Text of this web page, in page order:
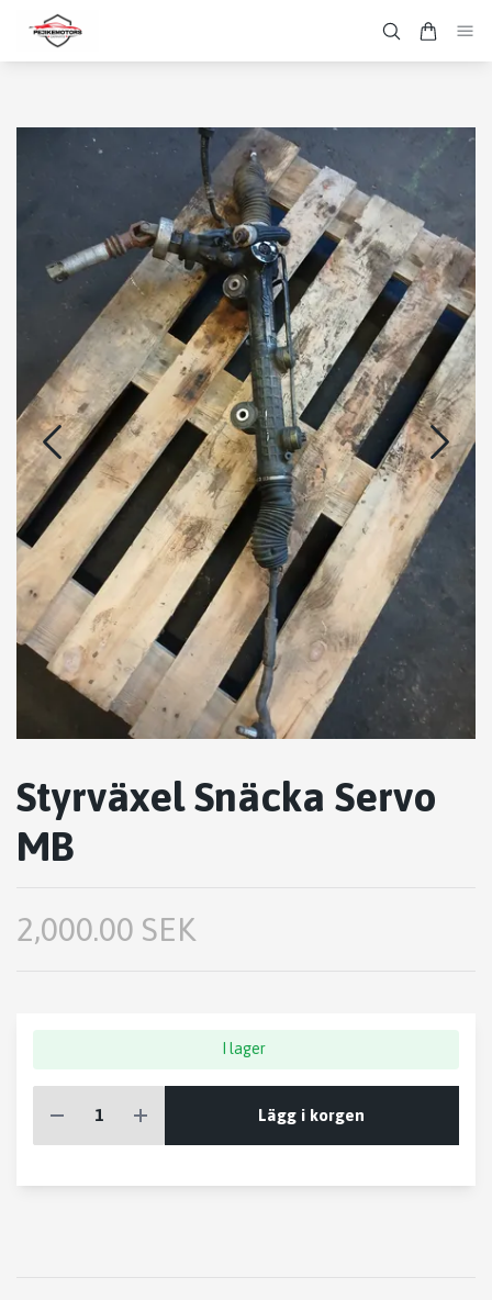
Styrväxel Snäcka Servo
MB
2,000.00 SEK
I lager
Lägg i korgen